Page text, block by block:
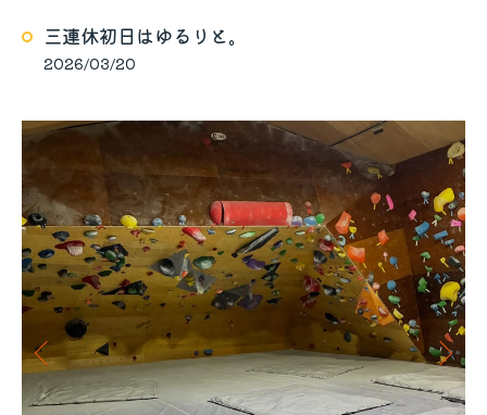
三連休初日はゆるりと。
2026/03/20